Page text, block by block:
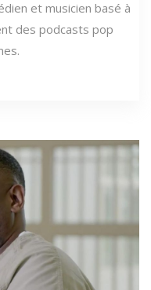
et musicien basé à
des podcasts pop